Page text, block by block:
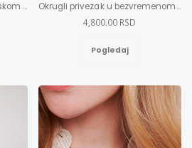
Ogrlica sa modernim priveskom sa Swarovski kristalima 2XL-3XL
Okrugli privezak u bezvremenom dizajnu
4,800.00 RSD
Pogledaj